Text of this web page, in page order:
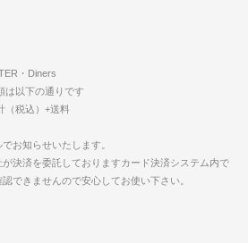
・Diners
下の通りです
）+送料
お知らせいたします。
決済を委託しておりますカード決済システム内で
できませんので安心してお使い下さい。